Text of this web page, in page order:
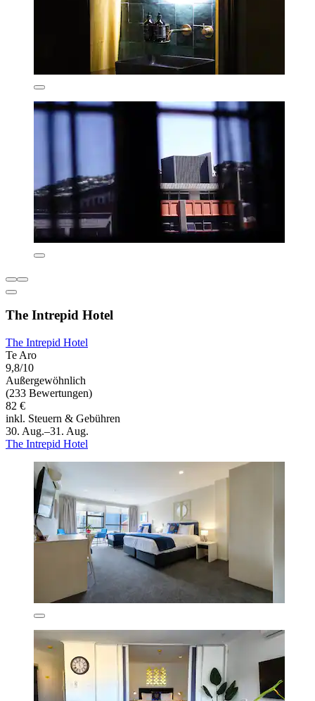
The Intrepid Hotel
The Intrepid Hotel
Te Aro
9,8/10
Außergewöhnlich
(233 Bewertungen)
82 €
inkl. Steuern & Gebühren
30. Aug.–31. Aug.
The Intrepid Hotel